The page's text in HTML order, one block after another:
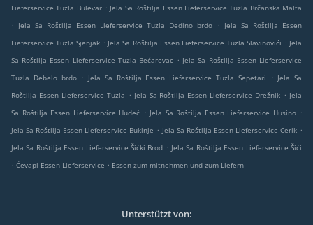
Lieferservice Tuzla Bulevar . Jela Sa Roštilja Essen Lieferservice Tuzla Brčanska Malta
. Jela Sa Roštilja Essen Lieferservice Tuzla Dedino brdo . Jela Sa Roštilja Essen
Lieferservice Tuzla Sjenjak . Jela Sa Roštilja Essen Lieferservice Tuzla Slavinovići . Jela
Sa Roštilja Essen Lieferservice Tuzla Bećarevac . Jela Sa Roštilja Essen Lieferservice
Tuzla Debelo brdo
. Jela Sa Roštilja Essen Lieferservice Tuzla Sepetari . Jela Sa
Roštilja Essen Lieferservice Tuzla . Jela Sa Roštilja Essen Lieferservice Drežnik . Jela
Sa Roštilja Essen Lieferservice Hudeč . Jela Sa Roštilja Essen Lieferservice Husino .
Jela Sa Roštilja Essen Lieferservice Bukinje . Jela Sa Roštilja Essen Lieferservice Cerik .
Jela Sa Roštilja Essen Lieferservice Šićki Brod . Jela Sa Roštilja Essen Lieferservice Šići
. Ćevapi Essen Lieferservice . Essen zum mitnehmen und zum Liefern
Unterstützt von: